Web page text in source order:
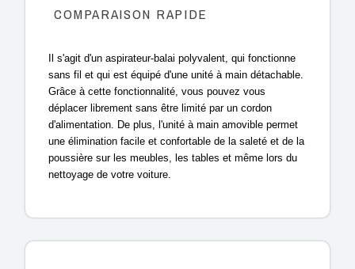
COMPARAISON RAPIDE
Il s'agit d'un aspirateur-balai polyvalent, qui fonctionne
sans fil et qui est équipé d'une unité à main détachable.
Grâce à cette fonctionnalité, vous pouvez vous
déplacer librement sans être limité par un cordon
d'alimentation. De plus, l'unité à main amovible permet
une élimination facile et confortable de la saleté et de la
poussière sur les meubles, les tables et même lors du
nettoyage de votre voiture.